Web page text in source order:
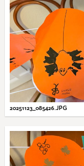
20251123_085426.JPG